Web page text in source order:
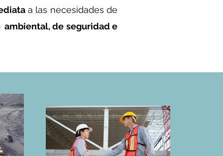
a las necesidades de
de seguridad e